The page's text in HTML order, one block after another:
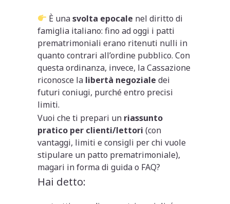
È unasvolta epocale nel diritto di
famiglia italiano: fino ad oggi i patti
prematrimoniali erano ritenuti nulli in
quanto contrari all’ordine pubblico. Con
questa ordinanza, invece, la Cassazione
riconosce la libertà negoziale dei
futuri coniugi, purché entro precisi
limiti.
Vuoi che ti prepari un riassunto
pratico per clienti/lettori (con
vantaggi, limiti e consigli per chi vuole
stipulare un patto prematrimoniale),
magari in forma di guida o FAQ?
Hai detto: